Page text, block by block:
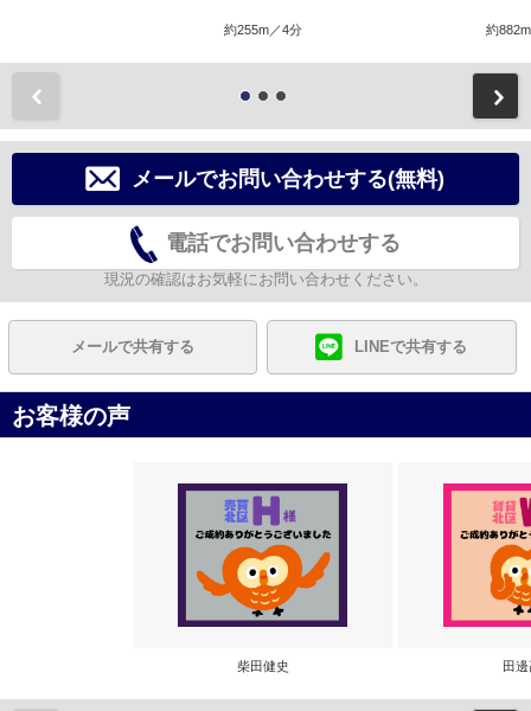
約255m／4分 約
メールでお問い合わせする(無料)
電話でお問い合わせする
現況の確認はお気軽にお問い合わせください。
メールで共有する LINEで共有する
お客様の声
柴田健史 田